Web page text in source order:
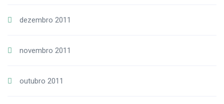
dezembro 2011
novembro 2011
outubro 2011